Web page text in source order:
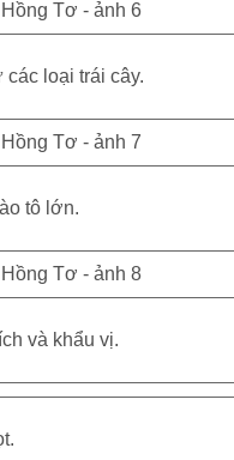
loại trái cây.
tô lớn.
và khẩu vị.